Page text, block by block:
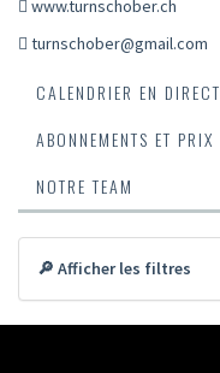
www.turnschober.ch
turnschober@gmail.com
CALENDRIER EN DIRECT
ABONNEMENTS ET PRIX
NOTRE TEAM
🔎 Afficher les filtres